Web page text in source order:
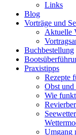
Links
Blog
Vorträge und
Aktuelle
Buchbestellung
Praxistipps
Rezepte
Obst und
Wie
Umgang